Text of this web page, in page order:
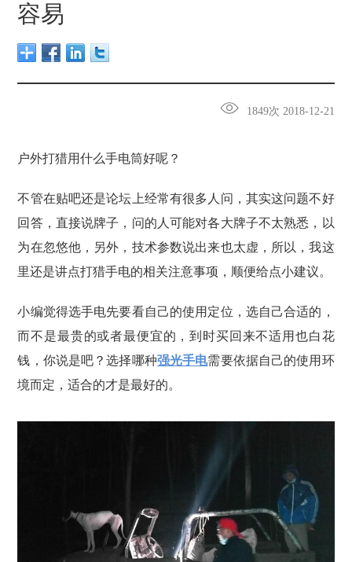
容易
1849次 2018-12-21
户外打猎用什么手电筒好呢？
不管在贴吧还是论坛上经常有很多人问，其实这问题不好
回答，直接说牌子，问的人可能对各大牌子不太熟悉，以
为在忽悠他，另外，技术参数说出来也太虚，所以，我这
里还是讲点打猎手电的相关注意事项，顺便给点小建议。
小编觉得选手电先要看自己的使用定位，选自己合适的，
而不是最贵的或者最便宜的，到时买回来不适用也白花
钱，你说是吧？选择哪种强光手电需要依据自己的使用环
境而定，适合的才是最好的。